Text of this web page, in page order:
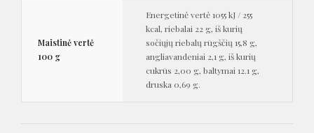
Maistinė vertė
100 g
Energetinė vertė 1055 kJ / 255
kcal, riebalai 22 g, iš kurių
sočiųjų riebalų rūgščių 15,8 g,
angliavandeniai 2,1 g, iš kurių
cukrūs 2,00 g, baltymai 12.1 g,
druska 0,69 g.